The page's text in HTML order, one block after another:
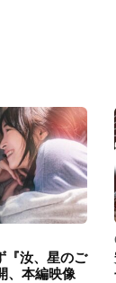
『汝、星のご
、本編映像